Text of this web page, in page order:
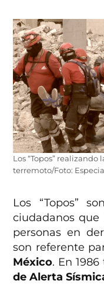
Los “Topos” realizando
terremoto/Foto:
Los “Topos”
ciudadanos que
personas en
son referente
México. En
de Alerta